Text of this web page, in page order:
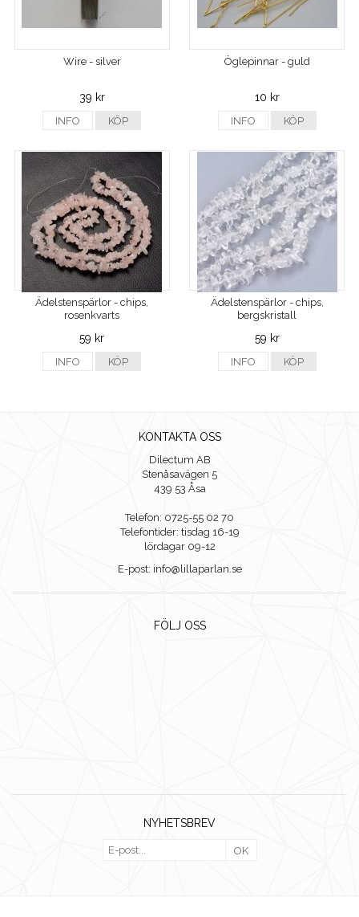
Wire - silver
39 kr
INFO KÖP
Öglepinnar - guld
10 kr
INFO KÖP
Ädelstenspärlor - chips,
rosenkvarts
59 kr
INFO KÖP
Ädelstenspärlor - chips,
bergskristall
59 kr
INFO KÖP
KONTAKTA OSS
Dilectum AB
Stenåsavägen 5
439 53 Åsa
Telefon: 0725-55 02 70
Telefontider: tisdag 16-19
lördagar 09-12
E-post: info@lillaparlan.se
FÖLJ OSS
NYHETSBREV
OK